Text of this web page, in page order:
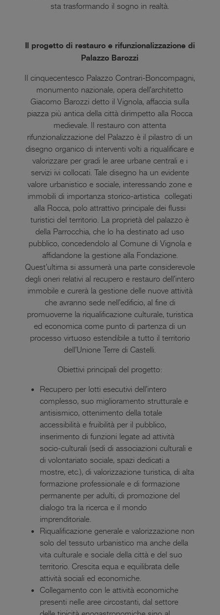
sta trasformando il sogno in realtà.
Il progetto di restauro e rifunzionalizzazione di
Palazzo Barozzi
Il cinquecentesco Palazzo Contrari-Boncompagni,
monumento nazionale, opera dell’architetto
Giacomo Barozzi detto il Vignola, affaccia sulla
piazza più antica della città dirimpetto alla Rocca
medievale. Il restauro con attenta
rifunzionalizzazione del Palazzo è il pilastro di un
disegno organico di interventi volti a riqualificare e
valorizzare per gradi le aree urbane centrali e i
servizi ivi collocati. Tale disegno ha un evidente
valore urbanistico e sociale, interessando zone e
immobili di importanza storico-artistica collegati
alla Rocca, polo attrattivo principale dei flussi
turistici del territorio. La proprietà del palazzo è
della Parrocchia, che lo ha destinato ad uso
pubblico, concedendolo al Comune di Vignola e
affidandone la gestione alla Fondazione.
Quest’ultima si assumerà una parte considerevole
degli oneri relativi al recupero e restauro dell’intero
immobile e curerà la gestione delle nuove attività
che avranno sede nell’edificio, al fine di
promuoverne la riqualificazione culturale, turistica
ed economica come punto di partenza di un
processo virtuoso estendibile a tutto il territorio
dell’Unione Terre di Castelli.
Obiettivi principali del progetto:
Recupero per lotti esecutivi dell’intero
complesso, suo miglioramento strutturale e
antisismico, ottenimento della totale
accessibilità e fruibilità per il pubblico,
inserimento di funzioni legate ad attività
socio-culturali (sedi di associazioni culturali e
di volontariato sociale, spazi dedicati a
mostre, etc.), di valorizzazione turistica, di alta
formazione professionale e di formazione
permanente per adulti, di promozione del
dialogo tra la ricerca e il mondo
imprenditoriale.
Riqualificazione generale e valorizzazione non
solo del tessuto urbanistico ma anche della
vita culturale e sociale della città e del suo
territorio. Crescita equa e equilibrata delle
attività sociali ed economiche.
Collegamento con le attività economiche
presenti nelle aree circostanti, dal settore